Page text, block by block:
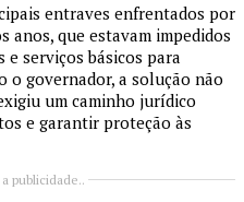
entraves enfrentados por
anos, que estavam impedidos
e serviços básicos para
o governador, a solução não
um caminho jurídico
e garantir proteção às
publicidade..